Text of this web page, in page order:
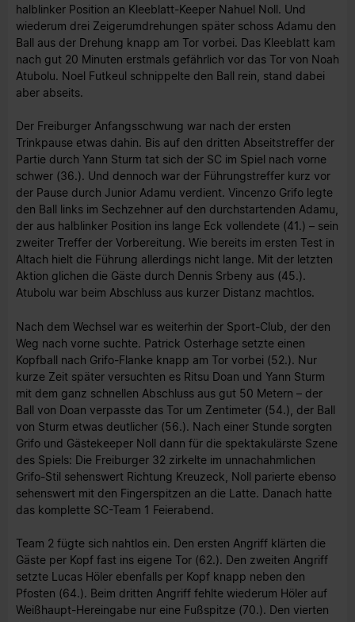
halblinker Position an Kleeblatt-Keeper Nahuel Noll. Und
wiederum drei Zeigerumdrehungen später schoss Adamu den
Ball aus der Drehung knapp am Tor vorbei. Das Kleeblatt kam
nach gut 20 Minuten erstmals gefährlich vor das Tor von Noah
Atubolu. Noel Futkeul schnippelte den Ball rein, stand dabei
aber abseits.
Der Freiburger Anfangsschwung war nach der ersten
Trinkpause etwas dahin. Bis auf den dritten Abseitstreffer der
Partie durch Yann Sturm tat sich der SC im Spiel nach vorne
schwer (36.). Und dennoch war der Führungstreffer kurz vor
der Pause durch Junior Adamu verdient. Vincenzo Grifo legte
den Ball links im Sechzehner auf den durchstartenden Adamu,
der aus halblinker Position ins lange Eck vollendete (41.) – sein
zweiter Treffer der Vorbereitung. Wie bereits im ersten Test in
Altach hielt die Führung allerdings nicht lange. Mit der letzten
Aktion glichen die Gäste durch Dennis Srbeny aus (45.).
Atubolu war beim Abschluss aus kurzer Distanz machtlos.
Nach dem Wechsel war es weiterhin der Sport-Club, der den
Weg nach vorne suchte. Patrick Osterhage setzte einen
Kopfball nach Grifo-Flanke knapp am Tor vorbei (52.). Nur
kurze Zeit später versuchten es Ritsu Doan und Yann Sturm
mit dem ganz schnellen Abschluss aus gut 50 Metern – der
Ball von Doan verpasste das Tor um Zentimeter (54.), der Ball
von Sturm etwas deutlicher (56.). Nach einer Stunde sorgten
Grifo und Gästekeeper Noll dann für die spektakulärste Szene
des Spiels: Die Freiburger 32 zirkelte im unnachahmlichen
Grifo-Stil sehenswert Richtung Kreuzeck, Noll parierte ebenso
sehenswert mit den Fingerspitzen an die Latte. Danach hatte
das komplette SC-Team 1 Feierabend.
Team 2 fügte sich nahtlos ein. Den ersten Angriff klärten die
Gäste per Kopf fast ins eigene Tor (62.). Den zweiten Angriff
setzte Lucas Höler ebenfalls per Kopf knapp neben den
Pfosten (64.). Beim dritten Angriff fehlte wiederum Höler auf
Weißhaupt-Hereingabe nur eine Fußspitze (70.). Den vierten